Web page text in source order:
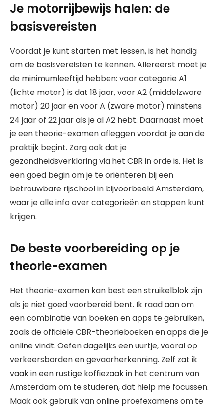
Je motorrijbewijs halen: de
basisvereisten
Voordat je kunt starten met lessen, is het handig
om de basisvereisten te kennen. Allereerst moet je
de minimumleeftijd hebben: voor categorie A1
(lichte motor) is dat 18 jaar, voor A2 (middelzware
motor) 20 jaar en voor A (zware motor) minstens
24 jaar of 22 jaar als je al A2 hebt. Daarnaast moet
je een theorie-examen afleggen voordat je aan de
praktijk begint. Zorg ook dat je
gezondheidsverklaring via het CBR in orde is. Het is
een goed begin om je te oriënteren bij een
betrouwbare rijschool in bijvoorbeeld Amsterdam,
waar je alle info over categorieën en stappen kunt
krijgen.
De beste voorbereiding op je
theorie-examen
Het theorie-examen kan best een struikelblok zijn
als je niet goed voorbereid bent. Ik raad aan om
een combinatie van boeken en apps te gebruiken,
zoals de officiële CBR-theorieboeken en apps die je
online vindt. Oefen dagelijks een uurtje, vooral op
verkeersborden en gevaarherkenning. Zelf zat ik
vaak in een rustige koffiezaak in het centrum van
Amsterdam om te studeren, dat hielp me focussen.
Maak ook gebruik van online proefexamens om te